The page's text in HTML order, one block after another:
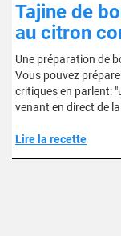
Tajine de
au citron
Une préparation de
Vous pouvez
critiques en parlent:
venant en direct de
Lire la recette